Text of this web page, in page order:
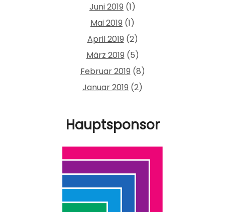
Juni 2019 (1)
Mai 2019 (1)
April 2019 (2)
März 2019 (5)
Februar 2019 (8)
Januar 2019 (2)
Hauptsponsor